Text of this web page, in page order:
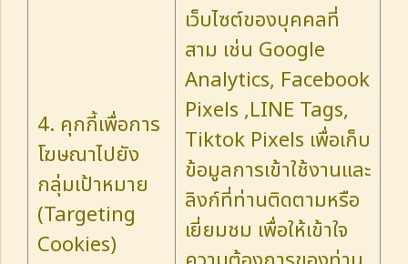
4. คุกกี้เพื่อการ
โฆษณาไปยัง
กลุ่มเป้าหมาย
(Targeting
Cookies)
เว็บไซต์ของบุคคลที่
สาม เช่น Google
Analytics, Facebook
Pixels ,LINE Tags,
Tiktok Pixels เพื่อเก็บ
ข้อมูลการเข้าใช้งานและ
ลิงก์ที่ท่านติดตามหรือ
เยี่ยมชม เพื่อให้เข้าใจ